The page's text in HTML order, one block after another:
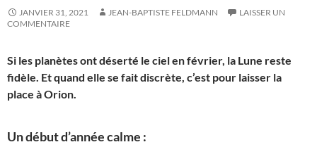
JANVIER 31, 2021 JEAN-BAPTISTE FELDMANN
LAISSER UN
COMMENTAIRE
Si les planètes ont déserté le ciel en février, la Lune reste
fidèle. Et quand elle se fait discrète, c’est pour laisser la
place à Orion.
Un début d’année calme :